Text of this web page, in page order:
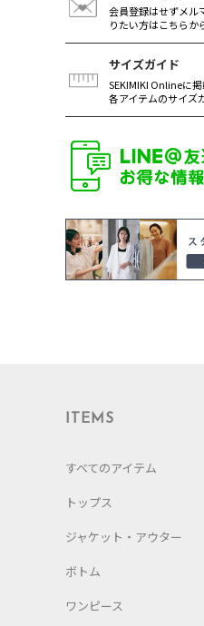
会員登録はせずメル
りたい方はこちらか
サイズガイド
SEKIMIKI Onlineに
各アイテムのサイズ
ITEMS
すべてのアイテム
トップス
ジャケット・アウター
ボトム
ワンピース